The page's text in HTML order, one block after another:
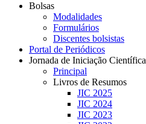
Bolsas
Modalidades
Formulários
Discentes bolsistas
Portal de Periódicos
Jornada de Iniciação Científica
Principal
Livros de Resumos
JIC 2025
JIC 2024
JIC 2023